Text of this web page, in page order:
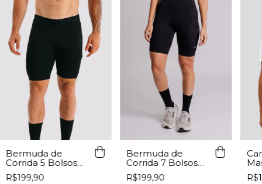
Bermuda de
Corrida 5 Bolsos
Preto Lurk
R$199,90
Bermuda de
Corrida 7 Bolsos
Preta
R$199,90